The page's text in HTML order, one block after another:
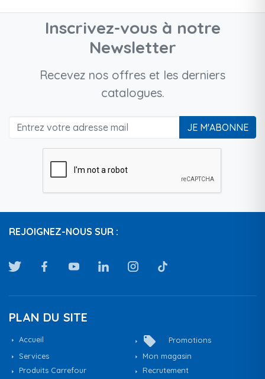
Inscrivez-vous à notre
Newsletter
Recevez nos offres et les derniers
catalogues.
JE M'ABONNE
REJOIGNEZ-NOUS SUR :
PLAN DU SITE
Accueil local_offer
Promotions
Services
Mon magasin
Produits Carrefour
Recrutement